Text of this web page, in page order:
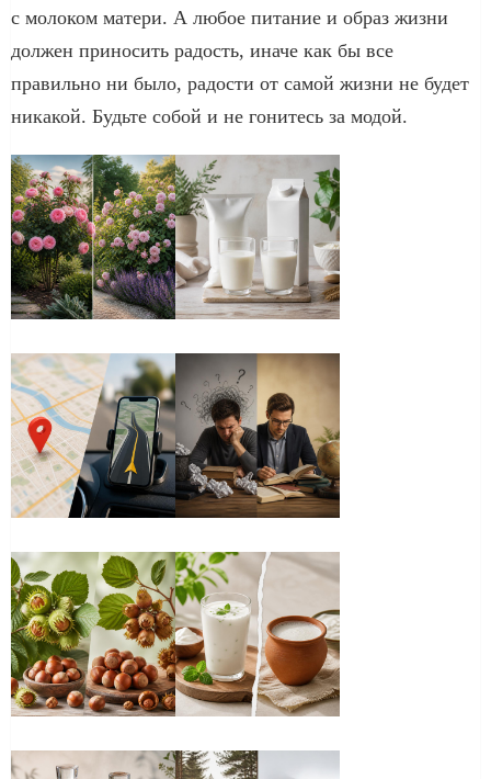
с молоком матери. А любое питание и образ жизни
должен приносить радость, иначе как бы все
правильно ни было, радости от самой жизни не будет
никакой. Будьте собой и не гонитесь за модой.